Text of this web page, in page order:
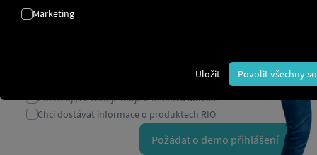
Marketing
Uložit Povolit všechny